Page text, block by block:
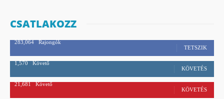
CSATLAKOZZ
283,064
Rajongók
TETSZIK
1,570
Követő
KÖVETÉS
21,681
Követő
KÖVETÉS